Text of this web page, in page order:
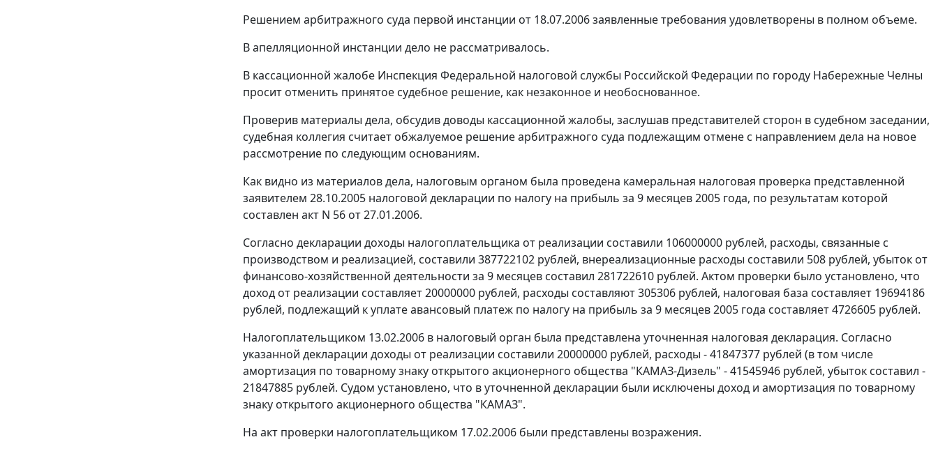
Решением арбитражного суда первой инстанции от 18.07.2006 заявленные требования удовлетворены в полном объеме.
В апелляционной инстанции дело не рассматривалось.
В кассационной жалобе Инспекция Федеральной налоговой службы Российской Федерации по городу Набережные Челны
просит отменить принятое судебное решение, как незаконное и необоснованное.
Проверив материалы дела, обсудив доводы кассационной жалобы, заслушав представителей сторон в судебном заседании,
судебная коллегия считает обжалуемое решение арбитражного суда подлежащим отмене с направлением дела на новое
рассмотрение по следующим основаниям.
Как видно из материалов дела, налоговым органом была проведена камеральная налоговая проверка представленной
заявителем 28.10.2005 налоговой декларации по налогу на прибыль за 9 месяцев 2005 года, по результатам которой
составлен акт N 56 от 27.01.2006.
Согласно декларации доходы налогоплательщика от реализации составили 106000000 рублей, расходы, связанные с
производством и реализацией, составили 387722102 рублей, внереализационные расходы составили 508 рублей, убыток от
финансово-хозяйственной деятельности за 9 месяцев составил 281722610 рублей. Актом проверки было установлено, что
доход от реализации составляет 20000000 рублей, расходы составляют 305306 рублей, налоговая база составляет 19694186
рублей, подлежащий к уплате авансовый платеж по налогу на прибыль за 9 месяцев 2005 года составляет 4726605 рублей.
Налогоплательщиком 13.02.2006 в налоговый орган была представлена уточненная налоговая декларация. Согласно
указанной декларации доходы от реализации составили 20000000 рублей, расходы - 41847377 рублей (в том числе
амортизация по товарному знаку открытого акционерного общества "КАМАЗ-Дизель" - 41545946 рублей, убыток составил -
21847885 рублей. Судом установлено, что в уточненной декларации были исключены доход и амортизация по товарному
знаку открытого акционерного общества "КАМАЗ".
На акт проверки налогоплательщиком 17.02.2006 были представлены возражения.